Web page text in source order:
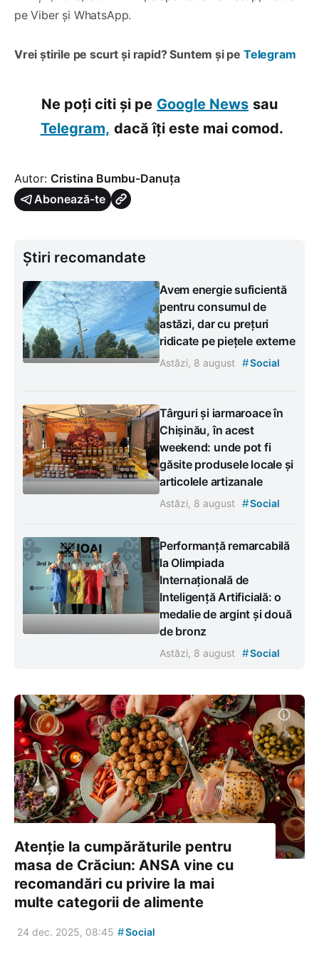
pe Viber și WhatsApp.
Vrei știrile pe scurt și rapid? Suntem și pe Telegram
Ne poți citi și pe Google News sau
Telegram, dacă îți este mai comod.
Autor: Cristina Bumbu-Danuța
Abonează-te
Știri recomandate
Avem energie suficientă
pentru consumul de
astăzi, dar cu prețuri
ridicate pe piețele externe
Astăzi, 8 august #Social
Târguri și iarmaroace în
Chișinău, în acest
weekend: unde pot fi
găsite produsele locale și
articolele artizanale
Astăzi, 8 august #Social
Performanță remarcabilă
la Olimpiada
Internațională de
Inteligență Artificială: o
medalie de argint și două
de bronz
Astăzi, 8 august #Social
Atenție la cumpărăturile pentru
masa de Crăciun: ANSA vine cu
recomandări cu privire la mai
multe categorii de alimente
24 dec. 2025, 08:45 #Social